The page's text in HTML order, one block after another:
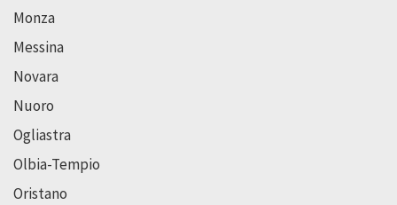
Monza
Messina
Novara
Nuoro
Ogliastra
Olbia-Tempio
Oristano